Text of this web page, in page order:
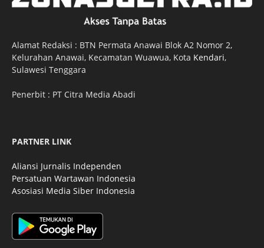
Alamat Redaksi : BTN Permata Anawai Blok A2 Nomor 2,
Kelurahan Anawai, Kecamatan Wuawua, Kota Kendari,
Sulawesi Tenggara
Penerbit : PT Citra Media Abadi
PARTNER LINK
Aliansi Jurnalis Independen
Persatuan Wartawan Indonesia
Asosiasi Media Siber Indonesia